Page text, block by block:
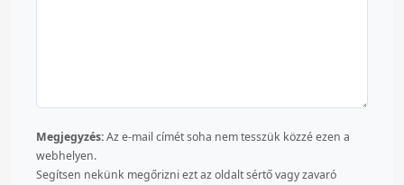
Megjegyzés:Az e-mail címét soha nem tesszük közzé ezen a
webhelyen.
Segítsen nekünk megőrizni ezt az oldalt sértő vagy zavaró